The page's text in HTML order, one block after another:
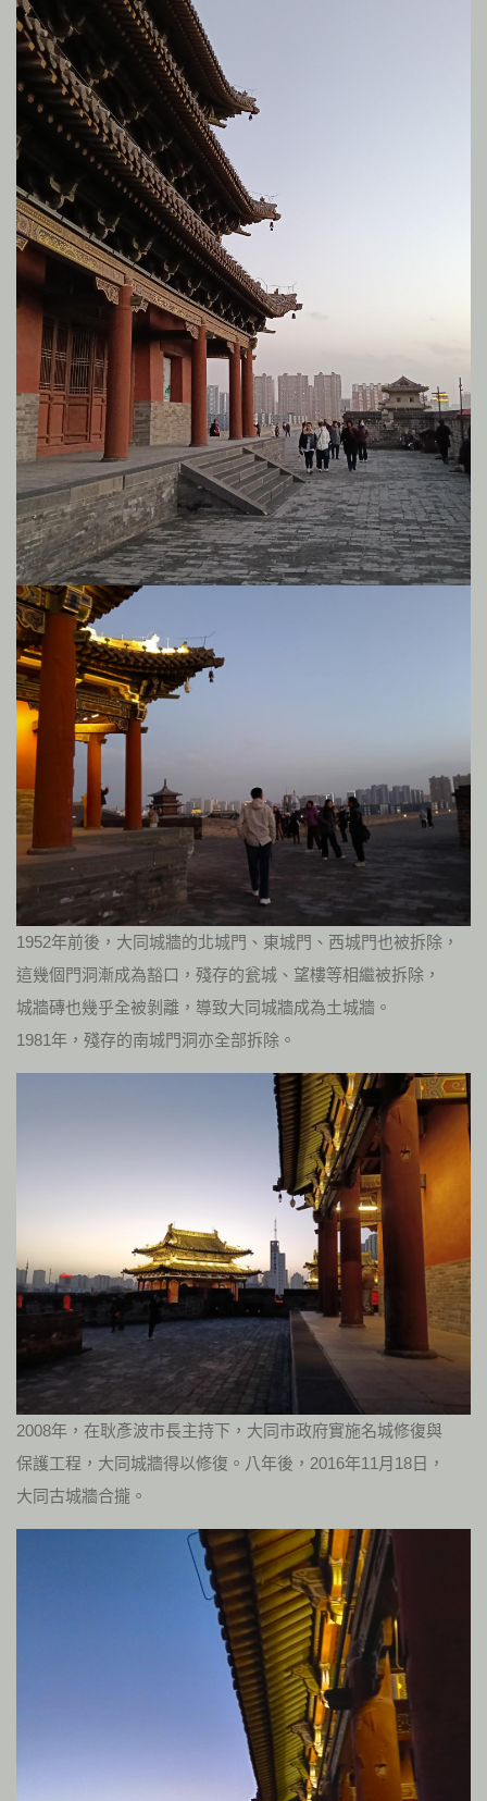
1952年前後，大同城牆的北城門、東城門、西城門也被拆除，
這幾個門洞漸成為豁口，殘存的瓮城、望樓等相繼被拆除，
城牆磚也幾乎全被剝離，導致大同城牆成為土城牆。
1981年，殘存的南城門洞亦全部拆除。
2008年，在耿彥波市長主持下，大同市政府實施名城修復與
保護工程，大同城牆得以修復。八年後，2016年11月18日，
大同古城牆合攏。